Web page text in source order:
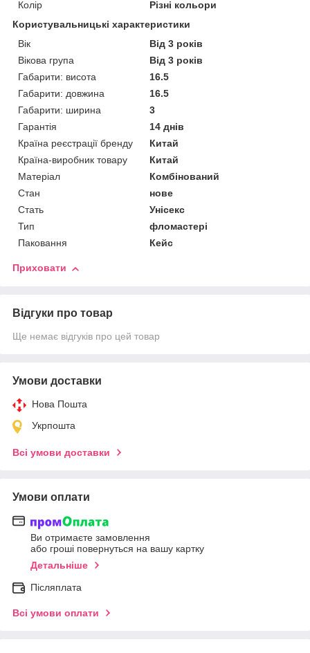
Колір
Різні кольори
Користувальницькі характеристики
Вік
Від 3 років
Вікова група
Від 3 років
Габарити: висота
16.5
Габарити: довжина
16.5
Габарити: ширина
3
Гарантія
14 днів
Країна реєстрації бренду
Китай
Країна-виробник товару
Китай
Матеріал
Комбінований
Стан
нове
Стать
Унісекс
Тип
фломастері
Паковання
Кейс
Приховати
Відгуки про товар
Ще немає відгуків про цей товар
Умови доставки
Нова Пошта
Укрпошта
Всі умови доставки
Умови оплати
Ви отримаєте замовлення
або гроші повернуться на вашу картку
Детальніше
Післяплата
Всі умови оплати